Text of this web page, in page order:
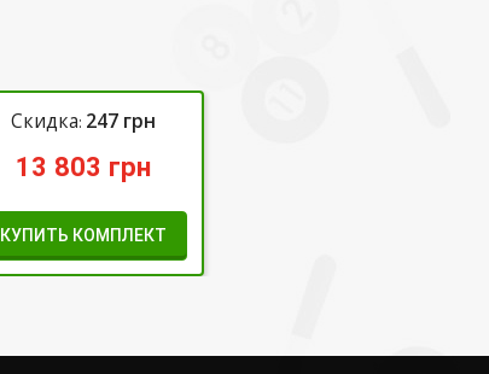
Скидка: 247 грн
13 803 грн
КУПИТЬ КОМПЛЕКТ